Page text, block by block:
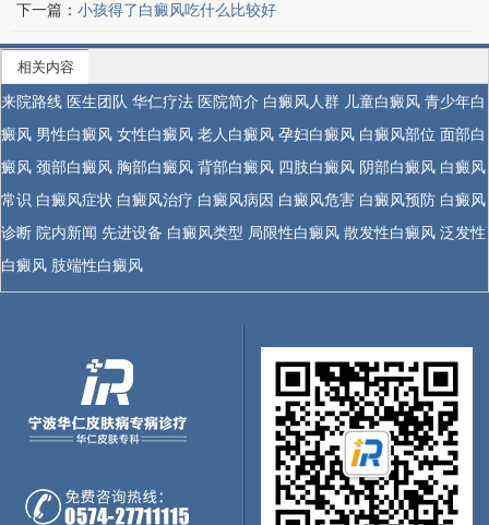
下一篇： 小孩得了白癜风吃什么比较好
相关内容
来院路线 医生团队 华仁疗法 医院简介 白癜风人群 儿童白癜风 青少年白
癜风 男性白癜风 女性白癜风 老人白癜风 孕妇白癜风 白癜风部位 面部白
癜风 颈部白癜风 胸部白癜风 背部白癜风 四肢白癜风 阴部白癜风 白癜风
常识 白癜风症状 白癜风治疗 白癜风病因 白癜风危害 白癜风预防 白癜风
诊断 院内新闻 先进设备 白癜风类型 局限性白癜风 散发性白癜风 泛发性
白癜风 肢端性白癜风